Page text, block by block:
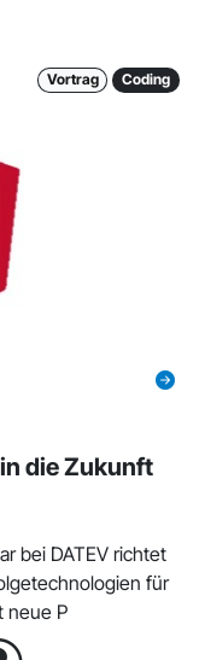
Vortrag Coding
die Zukunft
bei DATEV richtet
für
neue P